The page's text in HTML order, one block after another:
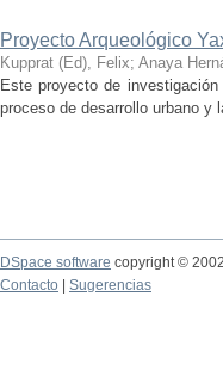
Proyecto Arqueológico
Kupprat (Ed), Felix; Anaya
Este proyecto de
proceso de desarrollo urbano
DSpace software copyright ©
Contacto
Sugerencias